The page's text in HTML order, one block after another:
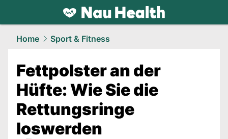
health.NAU.ch
Home Sport & Fitness
Fettpolster an der
Hüfte: Wie Sie die
Rettungsringe
loswerden